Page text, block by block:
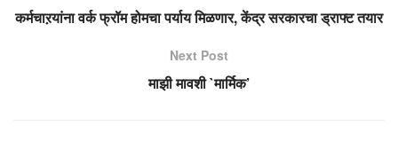
कर्मचाऱयांना वर्क फ्रॉम होमचा पर्याय मिळणार, केंद्र सरकारचा ड्राफ्ट तयार
Next Post
माझी मावशी `मार्मिक’